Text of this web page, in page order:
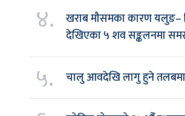
४.
खराब मौसमका कारण यलुङ–
देखिएका ५ शव सङ्कलनमा
५. चालु आवदेखि लागु हुने